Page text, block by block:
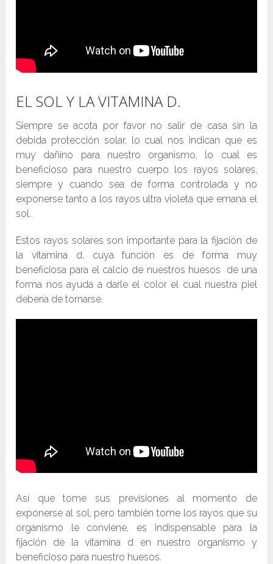
EL SOL Y LA VITAMINA D.
Siempre se acota por favor no salir de casa sin la
debida protección solar, lo cual nos indican que es
muy dañino para nuestro organismo, lo cual es
beneficioso para nuestro cuerpo los rayos solares,
siempre y cuando sea de forma controlada y no
exponerse tanto a los rayos ultra violeta que emana el
sol.
Estos rayos solares son importante para la fijación de
la vitamina d, cuya función es de forma muy
beneficiosa para el calcio de nuestros huesos de una
forma nos ayuda a darle el color el cual nuestra piel
debería de tornarse.
Así que tome sus previsiones al momento de
exponerse al sol, pero también tome los rayos que su
organismo le conviene, es indispensable para la
fijación de la vitamina d en nuestro organismo y
beneficioso para nuestro huesos.